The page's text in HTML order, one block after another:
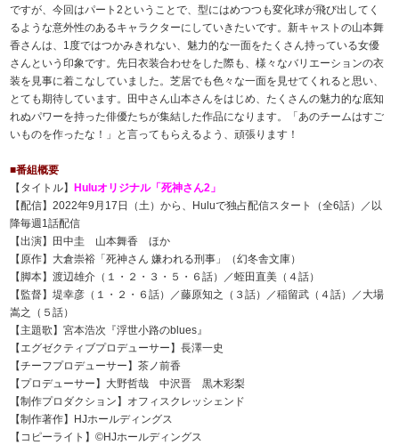
ですが、今回はパート2ということで、型にはめつつも変化球が飛び出してく
るような意外性のあるキャラクターにしていきたいです。新キャストの山本舞
香さんは、1度ではつかみきれない、魅力的な一面をたくさん持っている女優
さんという印象です。先日衣装合わせをした際も、様々なバリエーションの衣
装を見事に着こなしていました。芝居でも色々な一面を見せてくれると思い、
とても期待しています。田中さん山本さんをはじめ、たくさんの魅力的な底知
れぬパワーを持った俳優たちが集結した作品になります。「あのチームはすご
いものを作ったな！」と言ってもらえるよう、頑張ります！
■番組概要
【タイトル】
Huluオリジナル「死神さん2」
【配信】2022年9月17日（土）から、Huluで独占配信スタート（全6話）／以
降毎週1話配信
【出演】田中圭 山本舞香 ほか
【原作】大倉崇裕「死神さん 嫌われる刑事」（幻冬舎文庫）
【脚本】渡辺雄介（１・２・３・５・６話）／蛭田直美（４話）
【監督】堤幸彦（１・２・６話）／藤原知之（３話）／稲留武（４話）／大場
嵩之（５話）
【主題歌】宮本浩次『浮世小路のblues』
【エグゼクティブプロデューサー】長澤一史
【チーフプロデューサー】茶ノ前香
【プロデューサー】大野哲哉 中沢晋 黒木彩梨
【制作プロダクション】オフィスクレッシェンド
【制作著作】HJホールディングス
【コピーライト】©HJホールディングス